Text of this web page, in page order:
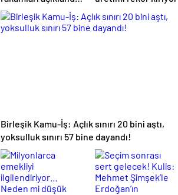
Geniş tanımlı
işsizlik yükseldi!
Birleşik Kamu-İş: Açlık sınırı 20 bini aştı,
yoksulluk sınırı 57 bine dayandı!